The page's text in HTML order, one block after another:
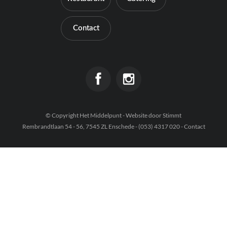
Contact
Contact
© Copyright Het Middelpunt - Website doorStimmt
Rembrandtlaan 54 - 56, 7545 ZL Enschede - (053) 4317 020 -Contact